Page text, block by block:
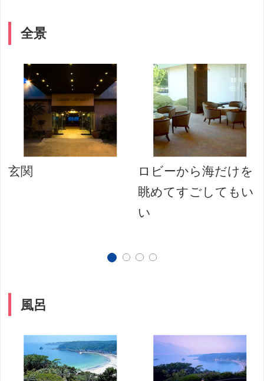
全景
玄関
ロビーから海だけを
眺めてすごしてもい
い
風呂